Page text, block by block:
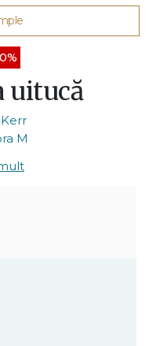
uitucă
M